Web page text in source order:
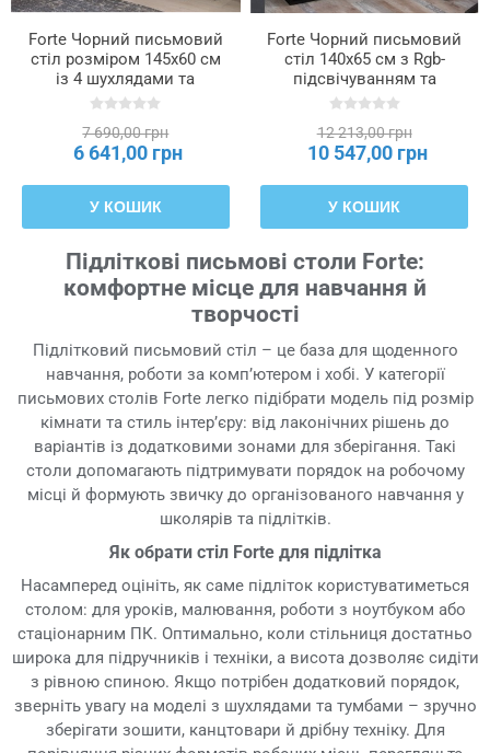
Forte Чорний письмовий
стіл розміром 145x60 см
із 4 шухлядами та
шафкою, MT926-Z13M
7 690,00 грн
6 641,00 грн
У КОШИК
Forte Чорний письмовий
стіл 140x65 см з Rgb-
підсвічуванням та
надставкою для монітора
12 213,00 грн
10 547,00 грн
У КОШИК
Підліткові письмові столи Forte:
комфортне місце для навчання й
творчості
Підлітковий письмовий стіл – це база для щоденного
навчання, роботи за комп’ютером і хобі. У категорії
письмових столів Forte легко підібрати модель під розмір
кімнати та стиль інтер’єру: від лаконічних рішень до
варіантів із додатковими зонами для зберігання. Такі
столи допомагають підтримувати порядок на робочому
місці й формують звичку до організованого навчання у
школярів та підлітків.
Як обрати стіл Forte для підлітка
Насамперед оцініть, як саме підліток користуватиметься
столом: для уроків, малювання, роботи з ноутбуком або
стаціонарним ПК. Оптимально, коли стільниця достатньо
широка для підручників і техніки, а висота дозволяє сидіти
з рівною спиною. Якщо потрібен додатковий порядок,
зверніть увагу на моделі з шухлядами та тумбами – зручно
зберігати зошити, канцтовари й дрібну техніку. Для